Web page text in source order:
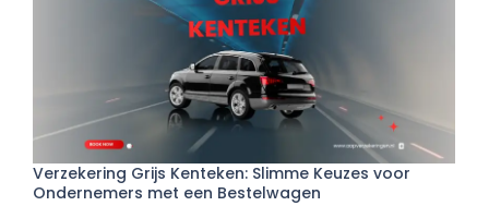
Verzekering Grijs Kenteken: Slimme Keuzes voor
Ondernemers met een Bestelwagen